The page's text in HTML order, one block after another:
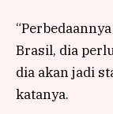
Brasil, dia
dia akan jadi
katanya.